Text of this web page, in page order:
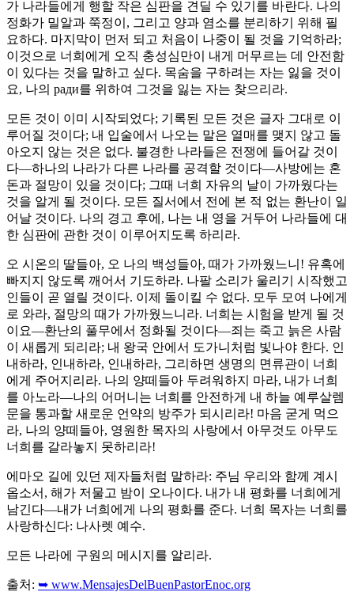
가 나라들에게 행할 작은 심판을 견딜 수 있기를 바란다. 나의
정화가 밀알과 쭉정이, 그리고 양과 염소를 분리하기 위해 필
요하다. 마지막이 먼저 되고 처음이 나중이 될 것을 기억하라;
이것으로 너희에게 오직 충성심만이 내게 머무르는 데 안전함
이 있다는 것을 말하고 싶다. 목숨을 구하려는 자는 잃을 것이
요, 나의 ради를 위하여 그것을 잃는 자는 찾으리라.
모든 것이 이미 시작되었다; 기록된 모든 것은 글자 그대로 이
루어질 것이다; 내 입술에서 나오는 말은 열매를 맺지 않고 돌
아오지 않는 것은 없다. 불경한 나라들은 전쟁에 들어갈 것이
다—하나의 나라가 다른 나라를 공격할 것이다—사방에는 혼
돈과 절망이 있을 것이다; 그때 너희 자유의 날이 가까웠다는
것을 알게 될 것이다. 모든 질서에서 전에 본 적 없는 환난이 일
어날 것이다. 나의 경고 후에, 나는 내 영을 거두어 나라들에 대
한 심판에 관한 것이 이루어지도록 하리라.
오 시온의 딸들아, 오 나의 백성들아, 때가 가까웠느니! 유혹에
빠지지 않도록 깨어서 기도하라. 나팔 소리가 울리기 시작했고
인들이 곧 열릴 것이다. 이제 돌이킬 수 없다. 모두 모여 나에게
로 와라, 절망의 때가 가까웠느니라. 너희는 시험을 받게 될 것
이요—환난의 풀무에서 정화될 것이다—죄는 죽고 늙은 사람
이 새롭게 되리라; 내 왕국 안에서 도가니처럼 빛나야 한다. 인
내하라, 인내하라, 인내하라, 그리하면 생명의 면류관이 너희
에게 주어지리라. 나의 양떼들아 두려워하지 마라, 내가 너희
를 아노라—나의 어머니는 너희를 안전하게 내 하늘 예루살렘
문을 통과할 새로운 언약의 방주가 되시리라! 마음 굳게 먹으
라, 나의 양떼들아, 영원한 목자의 사랑에서 아무것도 아무도
너희를 갈라놓지 못하리라!
에마오 길에 있던 제자들처럼 말하라: 주님 우리와 함께 계시
옵소서, 해가 저물고 밤이 오나이다. 내가 내 평화를 너희에게
남긴다—내가 너희에게 나의 평화를 준다. 너희 목자는 너희를
사랑하신다: 나사렛 예수.
모든 나라에 구원의 메시지를 알리라.
출처: ➥ www.MensajesDelBuenPastorEnoc.org